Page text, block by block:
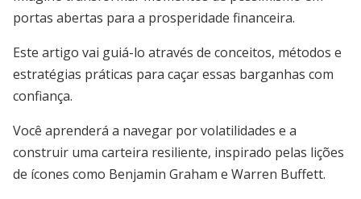
portas abertas para a prosperidade financeira.
Este artigo vai guiá-lo através de conceitos, métodos e
estratégias práticas para caçar essas barganhas com
confiança.
Você aprenderá a navegar por volatilidades e a
construir uma carteira resiliente, inspirado pelas lições
de ícones como Benjamin Graham e Warren Buffett.